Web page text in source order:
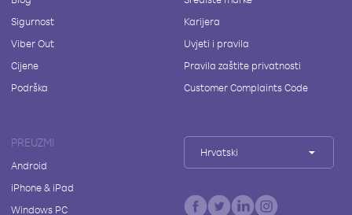
Sigurnost
Viber Out
Cijene
Podrška
Karijera
Uvjeti i pravila
Pravila zaštite privatnosti
Customer Complaints Code
PREUZMI
Android
iPhone & iPad
Windows PC
Hrvatski